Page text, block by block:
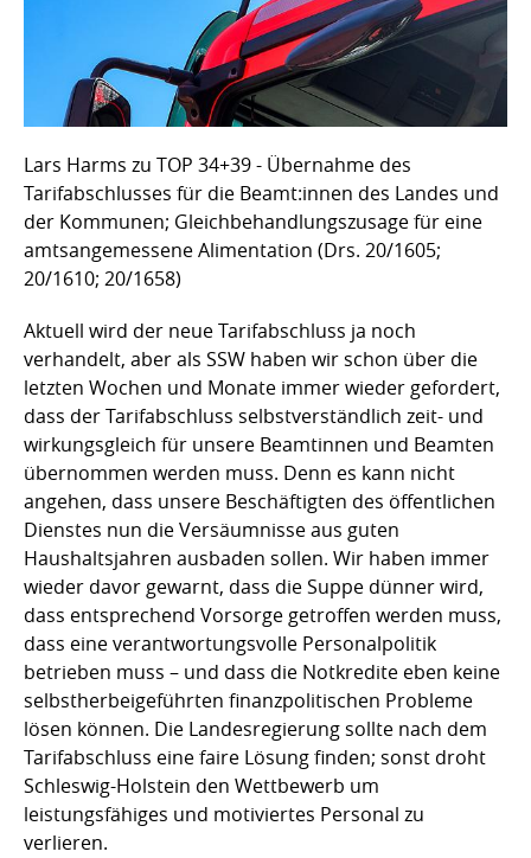
Lars Harms zu TOP 34+39 - Übernahme des
Tarifabschlusses für die Beamt:innen des Landes und
der Kommunen; Gleichbehandlungszusage für eine
amtsangemessene Alimentation (Drs. 20/1605;
20/1610; 20/1658)
Aktuell wird der neue Tarifabschluss ja noch
verhandelt, aber als SSW haben wir schon über die
letzten Wochen und Monate immer wieder gefordert,
dass der Tarifabschluss selbstverständlich zeit- und
wirkungsgleich für unsere Beamtinnen und Beamten
übernommen werden muss. Denn es kann nicht
angehen, dass unsere Beschäftigten des öffentlichen
Dienstes nun die Versäumnisse aus guten
Haushaltsjahren ausbaden sollen. Wir haben immer
wieder davor gewarnt, dass die Suppe dünner wird,
dass entsprechend Vorsorge getroffen werden muss,
dass eine verantwortungsvolle Personalpolitik
betrieben muss – und dass die Notkredite eben keine
selbstherbeigeführten finanzpolitischen Probleme
lösen können. Die Landesregierung sollte nach dem
Tarifabschluss eine faire Lösung finden; sonst droht
Schleswig-Holstein den Wettbewerb um
leistungsfähiges und motiviertes Personal zu
verlieren.